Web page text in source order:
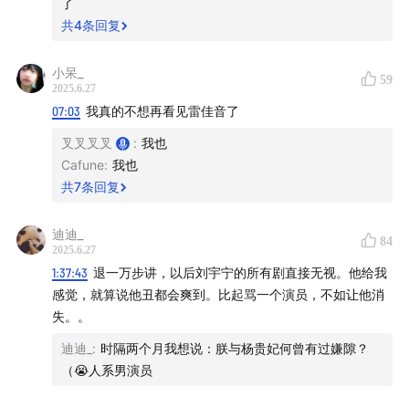
了
共4条回复
小呆_
2025.6.27
59
07:03 我真的不想再看见雷佳音了
叉叉叉叉 : 我也
Cafune: 我也
共7条回复
迪迪_
2025.6.27
84
1:37:43 退一万步讲，以后刘宇宁的所有剧直接无视。他给我
感觉，就算说他丑都会爽到。比起骂一个演员，不如让他消
失。。
迪迪_ : 时隔两个月我想说：朕与杨贵妃何曾有过嫌隙？
（😭人系男演员